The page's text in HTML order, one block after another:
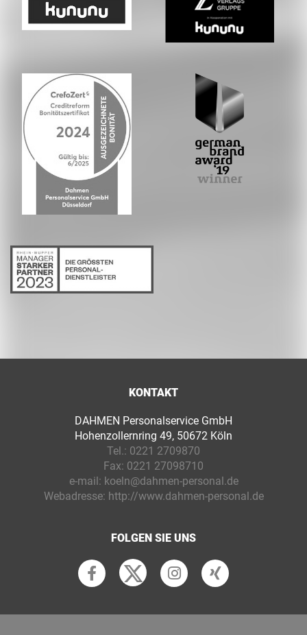
KONTAKT
DAHMEN Personalservice GmbH
Hohenzollernring 49, 50672 Köln
Tel.: 0221 2709870
Fax: 0221 27098710
e-mail: koeln@dahmen-personal.de
Webadresse: http://www.dahmen-personal.de
FOLGEN SIE UNS